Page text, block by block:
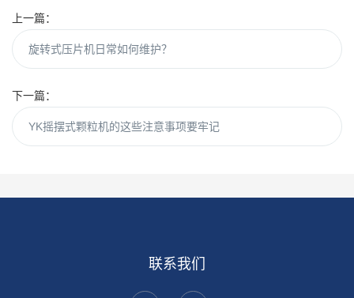
上一篇：
旋转式压片机日常如何维护？
下一篇：
YK摇摆式颗粒机的这些注意事项要牢记
联系我们